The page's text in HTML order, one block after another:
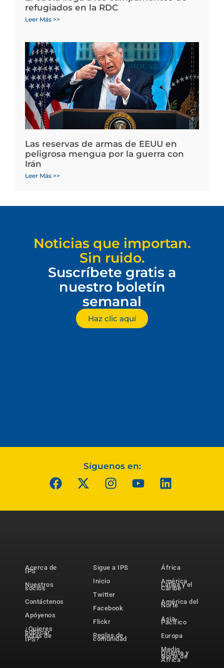
refugiados en la RDC
Leer Más >>
Las reservas de armas de EEUU en
peligrosa mengua por la guerra con
Irán
Leer Más >>
Noticias que importan.
Sin ruido.
Suscríbete gratis a
nuestro boletín
semanal
Haz clic aquí
Síguenos en:
Acerca de
IPS
Nuestros
socios
Contáctenos
Apóyenos
¿Quieres
publicar
notas de
IPS?
Sigue a IPS
Inicio
Twitter
Facebook
Flickr
Reglas de
comunidad
África
América
Latina y el
Caribe
América del
Norte
Asia-
Pacífico
Europa
Medio
Oriente y
Norte de
África